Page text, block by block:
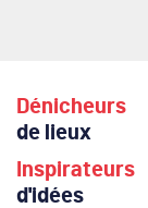
Dénicheurs
de lieux
Inspirateurs
d'idées